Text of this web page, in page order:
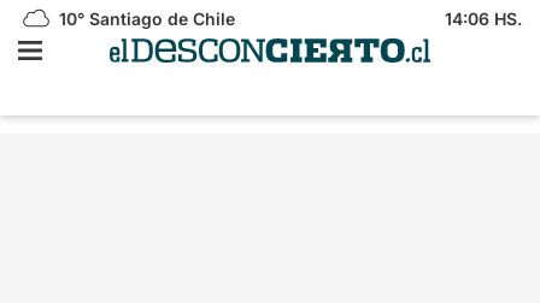
10° Santiago de Chile 14:06 HS.